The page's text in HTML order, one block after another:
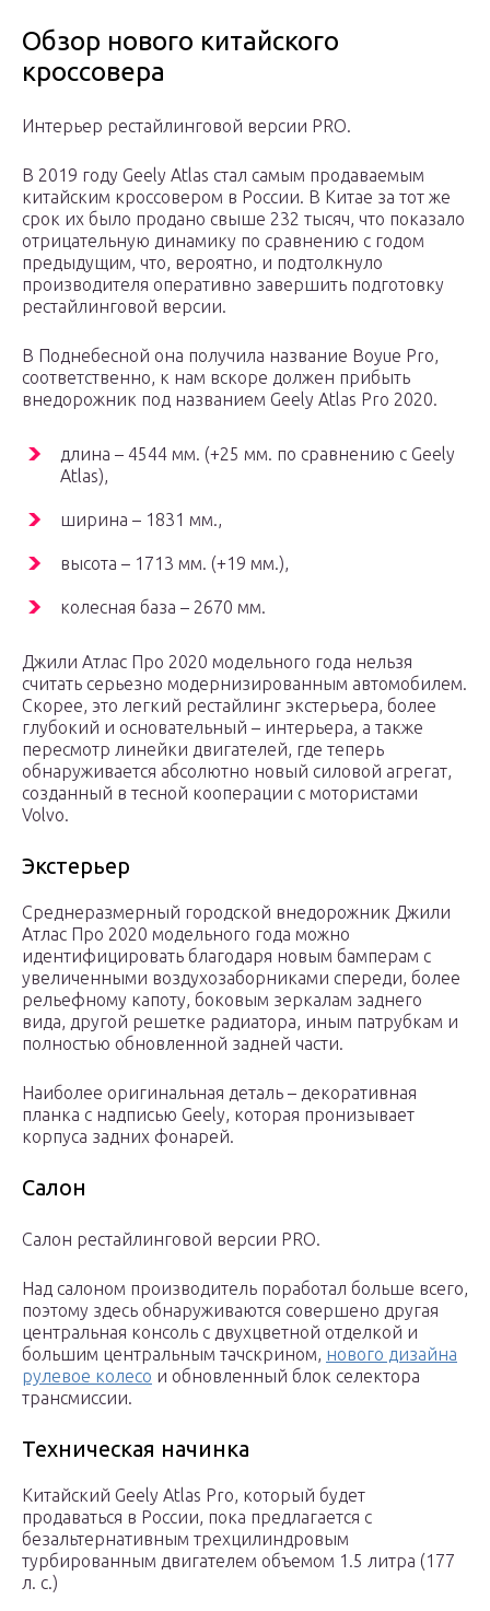
Обзор нового китайского
кроссовера
Интерьер рестайлинговой версии PRO.
В 2019 году Geely Atlas стал самым продаваемым
китайским кроссовером в России. В Китае за тот же
срок их было продано свыше 232 тысяч, что показало
отрицательную динамику по сравнению с годом
предыдущим, что, вероятно, и подтолкнуло
производителя оперативно завершить подготовку
рестайлинговой версии.
В Поднебесной она получила название Boyue Pro,
соответственно, к нам вскоре должен прибыть
внедорожник под названием Geely Atlas Pro 2020.
длина – 4544 мм. (+25 мм. по сравнению с Geely
Atlas),
ширина – 1831 мм.,
высота – 1713 мм. (+19 мм.),
колесная база – 2670 мм.
Джили Атлас Про 2020 модельного года нельзя
считать серьезно модернизированным автомобилем.
Скорее, это легкий рестайлинг экстерьера, более
глубокий и основательный – интерьера, а также
пересмотр линейки двигателей, где теперь
обнаруживается абсолютно новый силовой агрегат,
созданный в тесной кооперации с мотористами
Volvo.
Экстерьер
Среднеразмерный городской внедорожник Джили
Атлас Про 2020 модельного года можно
идентифицировать благодаря новым бамперам с
увеличенными воздухозаборниками спереди, более
рельефному капоту, боковым зеркалам заднего
вида, другой решетке радиатора, иным патрубкам и
полностью обновленной задней части.
Наиболее оригинальная деталь – декоративная
планка с надписью Geely, которая пронизывает
корпуса задних фонарей.
Салон
Салон рестайлинговой версии PRO.
Над салоном производитель поработал больше всего,
поэтому здесь обнаруживаются совершено другая
центральная консоль с двухцветной отделкой и
большим центральным тачскрином, нового дизайна
рулевое колесо и обновленный блок селектора
трансмиссии.
Техническая начинка
Китайский Geely Atlas Pro, который будет
продаваться в России, пока предлагается с
безальтернативным трехцилиндровым
турбированным двигателем объемом 1.5 литра (177
л. с.)